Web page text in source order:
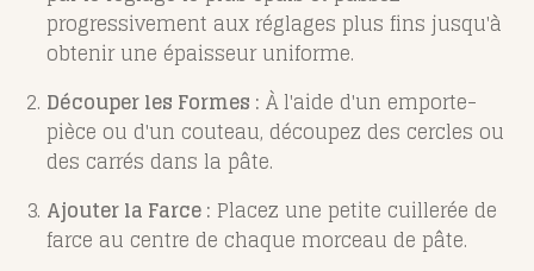
progressivement aux réglages plus fins jusqu'à
obtenir une épaisseur uniforme.
Découper les Formes : À l'aide d'un emporte-
pièce ou d'un couteau, découpez des cercles ou
des carrés dans la pâte.
Ajouter la Farce : Placez une petite cuillerée de
farce au centre de chaque morceau de pâte.